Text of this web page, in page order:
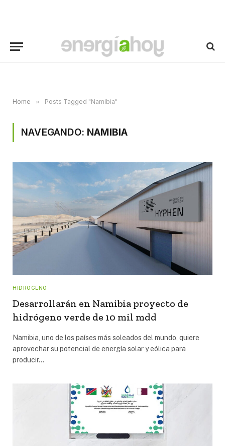
Home » Posts Tagged "Namibia"
NAVEGANDO: NAMIBIA
HIDRÓGENO
Desarrollarán en Namibia proyecto de
hidrógeno verde de 10 mil mdd
Namibia, uno de los países más soleados del mundo, quiere
aprovechar su potencial de energía solar y eólica para
producir…